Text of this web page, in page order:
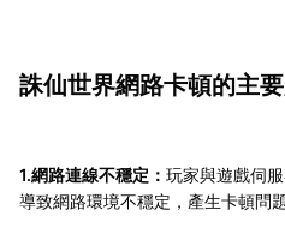
誅仙世界網路卡頓的主
1.網路連線不穩定： 玩家與遊戲伺
導致網路環境不穩定，產生卡頓問題